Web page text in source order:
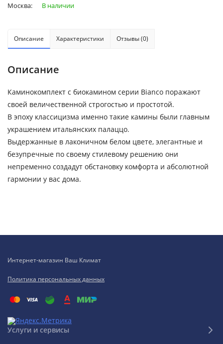
Москва: В наличии
Описание Характеристики Отзывы (0)
Описание
Каминокомплект с биокамином серии Bianco поражают
своей величественной строгостью и простотой.
В эпоху классицизма именно такие камины были главным
украшением итальянских палаццо.
Выдержанные в лаконичном белом цвете, элегантные и
безупречные по своему стилевому решению они
непременно создадут обстановку комфорта и абсолютной
гармонии у вас дома.
Интернет-магазин Ваш Климат
Политика персональных данных
Услуги и сервисы